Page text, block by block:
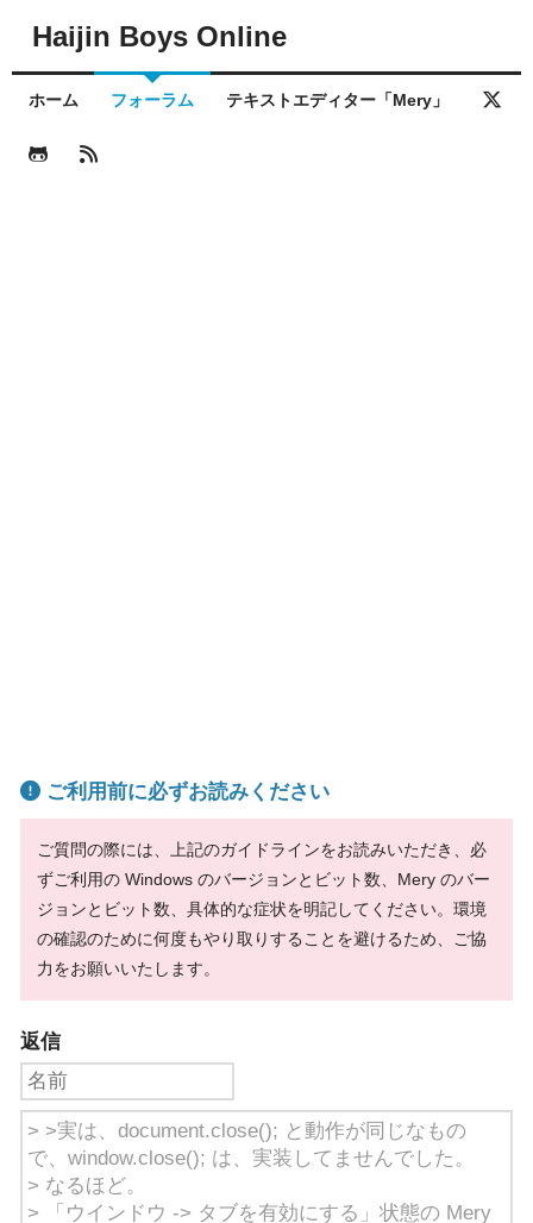
Haijin Boys Online
ホーム フォーラム テキストエディター「Mery」
ご利用前に必ずお読みください
ご質問の際には、上記のガイドラインをお読みいただき、必
ずご利用の Windows のバージョンとビット数、Mery のバー
ジョンとビット数、具体的な症状を明記してください。環境
の確認のために何度もやり取りすることを避けるため、ご協
力をお願いいたします。
返信